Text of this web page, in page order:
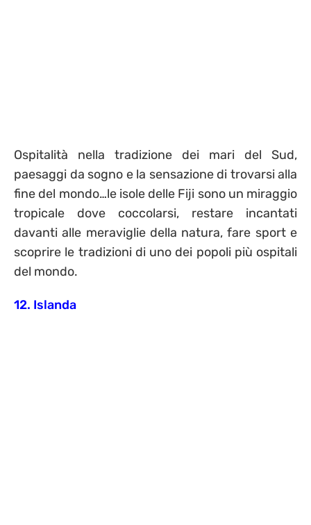
Ospitalità nella tradizione dei mari del Sud,
paesaggi da sogno e la sensazione di trovarsi alla
fine del mondo…le isole delle Fiji sono un miraggio
tropicale dove coccolarsi, restare incantati
davanti alle meraviglie della natura, fare sport e
scoprire le tradizioni di uno dei popoli più ospitali
del mondo.
12. Islanda